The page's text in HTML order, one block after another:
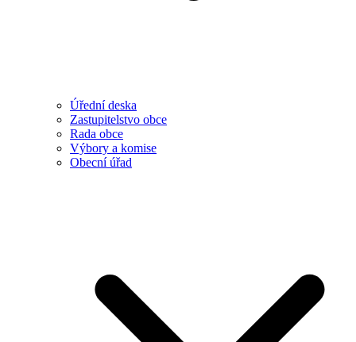
Úřední deska
Zastupitelstvo obce
Rada obce
Výbory a komise
Obecní úřad